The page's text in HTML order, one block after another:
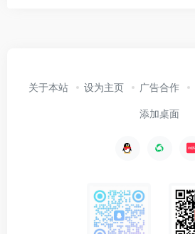
关于本站 设为主页 广告合作
添加桌面